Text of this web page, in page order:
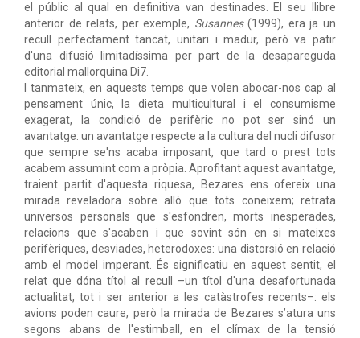
el públic al qual en definitiva van destinades. El seu llibre
anterior de relats, per exemple, Susannes(1999), era ja un
recull perfectament tancat, unitari i madur, però va patir
d'una difusió limitadíssima per part de la desapareguda
editorial mallorquina Di7.
I tanmateix, en aquests temps que volen abocar-nos cap al
pensament únic, la dieta multicultural i el consumisme
exagerat, la condició de perifèric no pot ser sinó un
avantatge: un avantatge respecte a la cultura del nucli difusor
que sempre se'ns acaba imposant, que tard o prest tots
acabem assumint com a pròpia. Aprofitant aquest avantatge,
traient partit d'aquesta riquesa, Bezares ens ofereix una
mirada reveladora sobre allò que tots coneixem; retrata
universos personals que s'esfondren, morts inesperades,
relacions que s'acaben i que sovint són en si mateixes
perifèriques, desviades, heterodoxes: una distorsió en relació
amb el model imperant. És significatiu en aquest sentit, el
relat que dóna títol al recull –un títol d'una desafortunada
actualitat, tot i ser anterior a les catàstrofes recents–: els
avions poden caure, però la mirada de Bezares s’atura uns
segons abans de l'estimball, en el clímax de la tensió